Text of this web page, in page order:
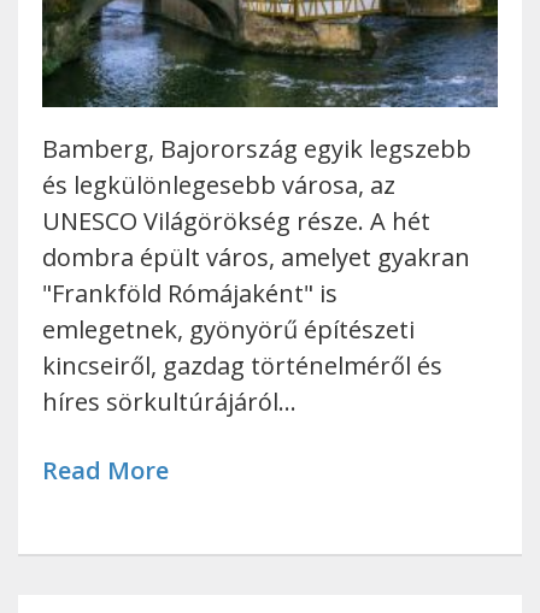
Bamberg, Bajorország egyik legszebb
és legkülönlegesebb városa, az
UNESCO Világörökség része. A hét
dombra épült város, amelyet gyakran
"Frankföld Rómájaként" is
emlegetnek, gyönyörű építészeti
kincseiről, gazdag történelméről és
híres sörkultúrájáról…
Read More